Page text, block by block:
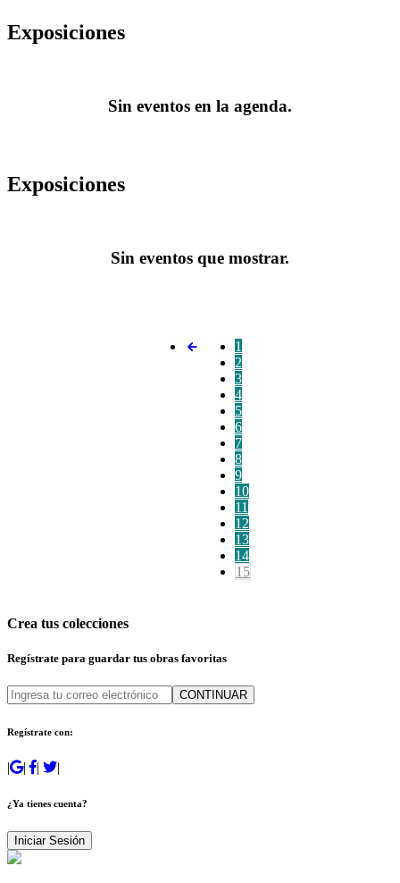
Exposiciones
Sin eventos en la agenda.
Exposiciones
Sin eventos que mostrar.
1
2
3
4
5
6
7
8
9
10
11
12
13
14
15
Crea tus colecciones
Regístrate para guardar tus obras favoritas
CONTINUAR
Regístrate con:
| | | |
¿Ya tienes cuenta?
Iniciar Sesión